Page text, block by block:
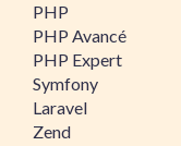
PHP
PHP Avancé
PHP Expert
Symfony
Laravel
Zend